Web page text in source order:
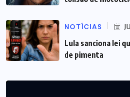
NOTÍCIAS
Lula sanciona lei
de pimenta